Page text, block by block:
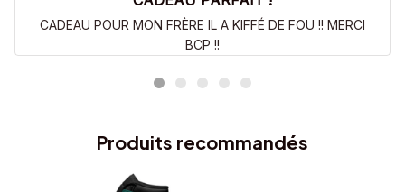
CADEAU POUR MON FRÈRE IL A KIFFÉ DE FOU !! MERCI
BCP !!
Produits recommandés